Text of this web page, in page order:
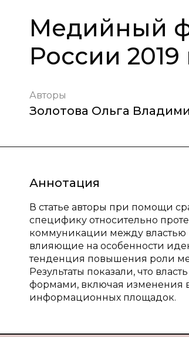
Медийный
России 2019
Авторы
Золотова Ольга
Аннотация
В статье авторы при помощи
специфику относительно
коммуникации между властью
влияющие на особенности
тенденция повышения роли
Результаты показали, что
формами, включая изменения
информационных площадок.